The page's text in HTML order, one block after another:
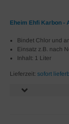
Eheim Ehfi Karbon -
Bindet Chlor und
Einsatz z.B. nach
Inhalt: 1 Liter
Lieferzeit: sofort